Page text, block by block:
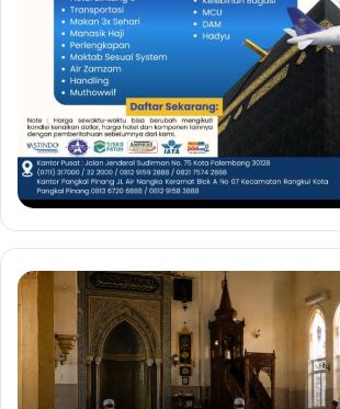
Tips
Biar
Tenang
dan